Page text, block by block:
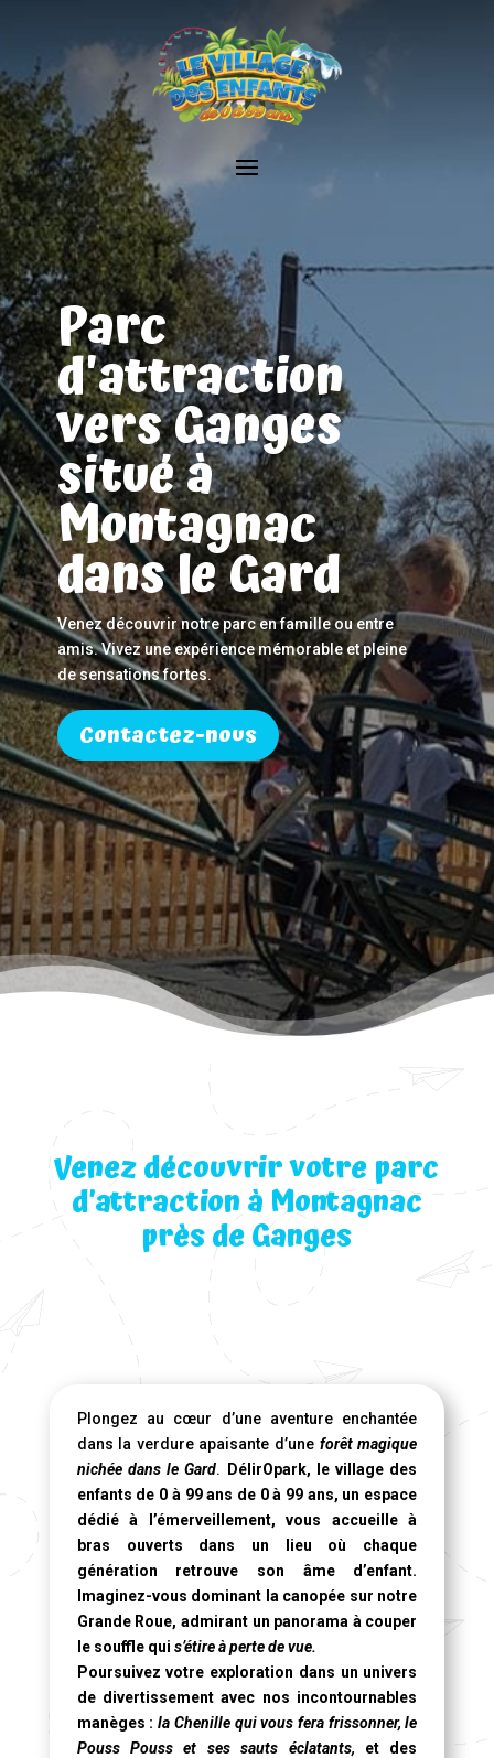
Parc
d'attraction
vers Ganges
situé à
Montagnac
dans le Gard
Venez découvrir notre parc en famille ou entre
amis. Vivez une expérience mémorable et pleine
de sensations fortes.
Contactez-nous
Venez découvrir votre parc
d’attraction à Montagnac
près de Ganges
Plongez au cœur d’une aventure enchantée
dans la verdure apaisante d’une forêt magique
nichée dans le Gard.
DélirOpark, le village des
enfants de 0 à 99 ans de 0 à 99 ans, un espace
dédié à l’émerveillement, vous accueille à
bras ouverts dans un lieu où chaque
génération retrouve son âme d’enfant.
Imaginez-vous dominant la canopée sur notre
Grande Roue, admirant un panorama à couper
le souffle qui s’étire à perte de vue.
Poursuivez votre exploration dans un univers
de divertissement avec nos incontournables
manèges :la Chenille qui vous fera frissonner, le
Pouss Pouss et ses sauts éclatants, et des